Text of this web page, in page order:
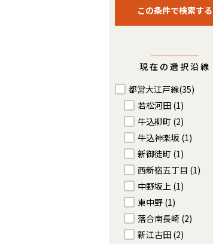
現在の選択沿線
都営大江戸線(35)
若松河田 (1)
牛込柳町 (2)
牛込神楽坂 (1)
新御徒町 (1)
西新宿五丁目 (1)
中野坂上 (1)
東中野 (1)
落合南長崎 (2)
新江古田 (2)